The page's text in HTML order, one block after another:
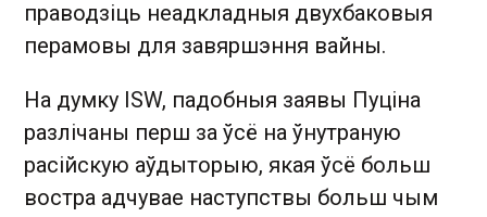
праводзіць неадкладныя двухбаковыя
перамовы для завяршэння вайны.
На думку ISW, падобныя заявы Пуціна
разлічаны перш за ўсё на ўнутраную
расійскую аўдыторыю, якая ўсё больш
востра адчувае наступствы больш чым